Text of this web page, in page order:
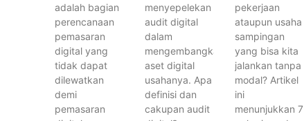
adalah bagian
perencanaan
pemasaran
digital yang
tidak dapat
dilewatkan
demi
pemasaran
menyepelekan
audit digital
dalam
mengembangkan
aset digital
usahanya. Apa
definisi dan
cakupan audit
pekerjaan
ataupun usaha
sampingan
yang bisa kita
jalankan tanpa
modal? Artikel
ini
menunjukkan 7